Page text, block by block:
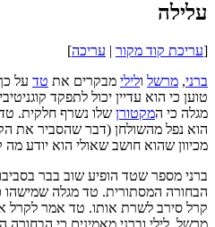
עלילה
[עריכת קוד מקור | עריכה]
ברני, מרשל ולילי מבקרים את טד על
טוען כי הוא עדיין יכול לתפקד
מגלה כי המקטורן שלו נשרף חלקית.
הוא נפל מהשולחן (דבר שהסביר את
מכיוון שהוא חושב שאולי הוא יודע
ברני מספר שטד הופיע שוב בבר
הבחורה המסתורית. טד מגלה
קרל סירב לשרת אותו. טד אמר לקרל